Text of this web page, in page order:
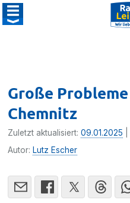
Große
Chemnitz
Zuletzt aktualisiert:09.01.2025
Autor: Lutz Escher